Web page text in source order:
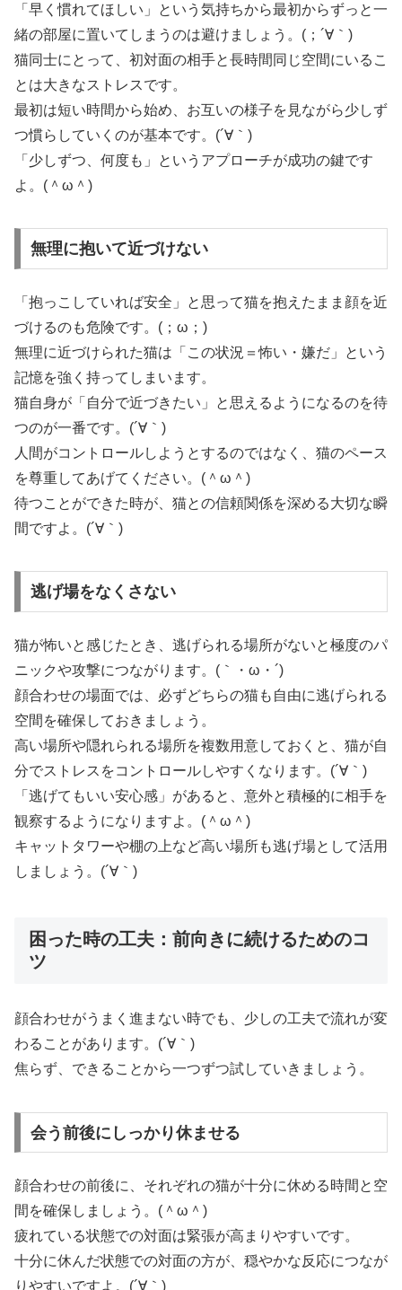
「早く慣れてほしい」という気持ちから最初からずっと一
緒の部屋に置いてしまうのは避けましょう。(；´∀｀)
猫同士にとって、初対面の相手と長時間同じ空間にいるこ
とは大きなストレスです。
最初は短い時間から始め、お互いの様子を見ながら少しず
つ慣らしていくのが基本です。(´∀｀)
「少しずつ、何度も」というアプローチが成功の鍵です
よ。(＾ω＾)
無理に抱いて近づけない
「抱っこしていれば安全」と思って猫を抱えたまま顔を近
づけるのも危険です。(；ω；)
無理に近づけられた猫は「この状況＝怖い・嫌だ」という
記憶を強く持ってしまいます。
猫自身が「自分で近づきたい」と思えるようになるのを待
つのが一番です。(´∀｀)
人間がコントロールしようとするのではなく、猫のペース
を尊重してあげてください。(＾ω＾)
待つことができた時が、猫との信頼関係を深める大切な瞬
間ですよ。(´∀｀)
逃げ場をなくさない
猫が怖いと感じたとき、逃げられる場所がないと極度のパ
ニックや攻撃につながります。(｀・ω・´)
顔合わせの場面では、必ずどちらの猫も自由に逃げられる
空間を確保しておきましょう。
高い場所や隠れられる場所を複数用意しておくと、猫が自
分でストレスをコントロールしやすくなります。(´∀｀)
「逃げてもいい安心感」があると、意外と積極的に相手を
観察するようになりますよ。(＾ω＾)
キャットタワーや棚の上など高い場所も逃げ場として活用
しましょう。(´∀｀)
困った時の工夫：前向きに続けるためのコ
ツ
顔合わせがうまく進まない時でも、少しの工夫で流れが変
わることがあります。(´∀｀)
焦らず、できることから一つずつ試していきましょう。
会う前後にしっかり休ませる
顔合わせの前後に、それぞれの猫が十分に休める時間と空
間を確保しましょう。(＾ω＾)
疲れている状態での対面は緊張が高まりやすいです。
十分に休んだ状態での対面の方が、穏やかな反応につなが
りやすいですよ。(´∀｀)